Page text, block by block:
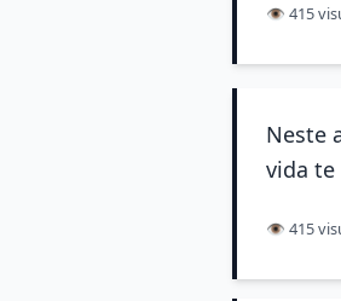
👁️ 415
Neste
vida te
👁️ 415